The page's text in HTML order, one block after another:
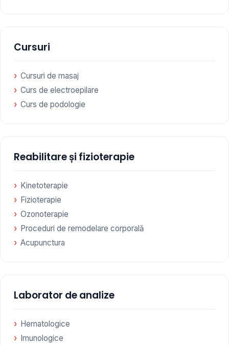
Cursuri
Cursuri de masaj
Curs de electroepilare
Curs de podologie
Reabilitare și fizioterapie
Kinetoterapie
Fizioterapie
Ozonoterapie
Proceduri de remodelare corporală
Acupunctura
Laborator de analize
Hematologice
Imunologice